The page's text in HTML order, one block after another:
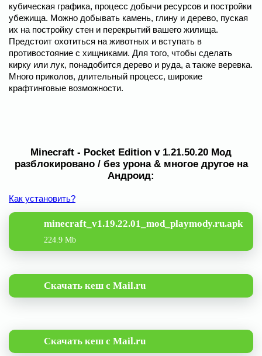
кубическая графика, процесс добычи ресурсов и постройки
убежища. Можно добывать камень, глину и дерево, пуская
их на постройку стен и перекрытий вашего жилища.
Предстоит охотиться на животных и вступать в
противостояние с хищниками. Для того, чтобы сделать
кирку или лук, понадобится дерево и руда, а также веревка.
Много приколов, длительный процесс, широкие
крафтинговые возможности.
Minecraft - Pocket Edition v 1.21.50.20 Мод
разблокировано / без урона & многое другое на
Андроид:
Как установить?
minecraft_v1.19.22.01_mod_playmody.ru.apk
224.9 Mb
Скачать кеш с Mail.ru
Скачать кеш с Mail.ru